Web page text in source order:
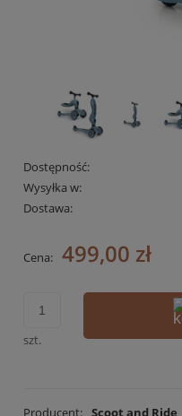
Dostępność:
Wysyłka w:
Dostawa:
Cena nie zawiera
Cena: 499,00 zł
szt.
Producent: Scoot and Ride